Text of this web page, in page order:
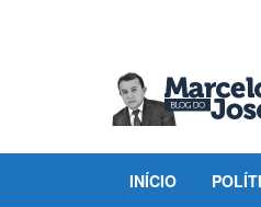
INÍCIO